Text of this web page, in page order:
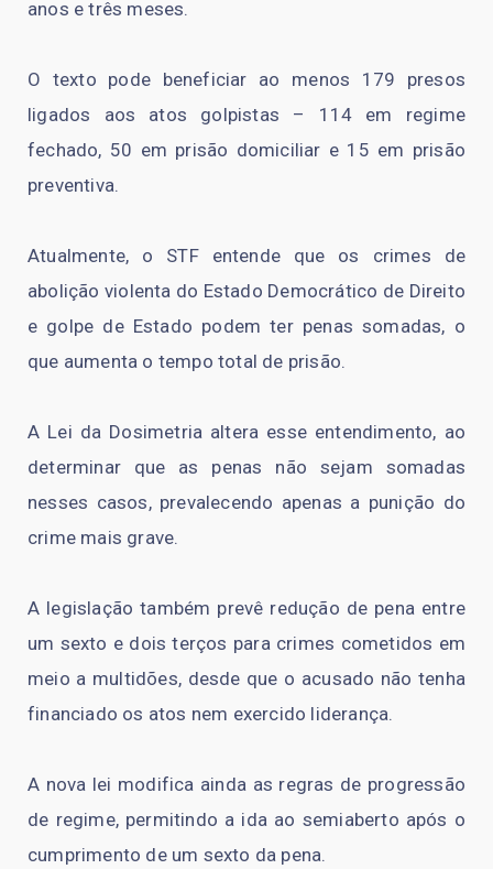
anos e três meses.
O texto pode beneficiar ao menos 179 presos
ligados aos atos golpistas – 114 em regime
fechado, 50 em prisão domiciliar e 15 em prisão
preventiva.
Atualmente, o STF entende que os crimes de
abolição violenta do Estado Democrático de Direito
e golpe de Estado podem ter penas somadas, o
que aumenta o tempo total de prisão.
A Lei da Dosimetria altera esse entendimento, ao
determinar que as penas não sejam somadas
nesses casos, prevalecendo apenas a punição do
crime mais grave.
A legislação também prevê redução de pena entre
um sexto e dois terços para crimes cometidos em
meio a multidões, desde que o acusado não tenha
financiado os atos nem exercido liderança.
A nova lei modifica ainda as regras de progressão
de regime, permitindo a ida ao semiaberto após o
cumprimento de um sexto da pena.